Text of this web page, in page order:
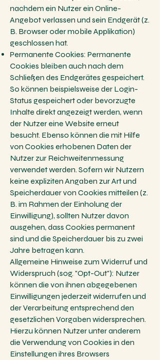
nachdem ein Nutzer ein Online-
Angebot verlassen und sein Endgerät (z.
B. Browser oder mobile Applikation)
geschlossen hat.
Permanente Cookies: Permanente
Cookies bleiben auch nach dem
Schließen des Endgerätes gespeichert.
So können beispielsweise der Login-
Status gespeichert oder bevorzugte
Inhalte direkt angezeigt werden, wenn
der Nutzer eine Website erneut
besucht. Ebenso können die mit Hilfe
von Cookies erhobenen Daten der
Nutzer zur Reichweitenmessung
verwendet werden. Sofern wir Nutzern
keine expliziten Angaben zur Art und
Speicherdauer von Cookies mitteilen (z.
B. im Rahmen der Einholung der
Einwilligung), sollten Nutzer davon
ausgehen, dass Cookies permanent
sind und die Speicherdauer bis zu zwei
Jahre betragen kann.
Allgemeine Hinweise zum Widerruf und
Widerspruch (sog. "Opt-Out"): Nutzer
können die von ihnen abgegebenen
Einwilligungen jederzeit widerrufen und
der Verarbeitung entsprechend den
gesetzlichen Vorgaben widersprechen.
Hierzu können Nutzer unter anderem
die Verwendung von Cookies in den
Einstellungen ihres Browsers